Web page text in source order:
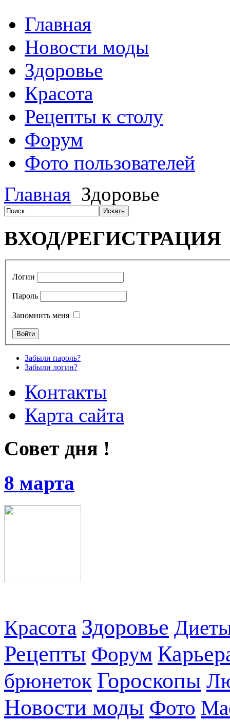
Главная
Новости моды
Здоровье
Красота
Рецепты к столу
Форум
Фото пользователей
Главная Здоровье
ВХОД/РЕГИСТРАЦИЯ
Логин
Пароль
Запомнить меня
Забыли пароль?
Забыли логин?
Контакты
Карта сайта
Совет дня !
8 марта
Красота Здоровье
Рецепты Форум
брюнеток Гороскопы
Новости моды Фото